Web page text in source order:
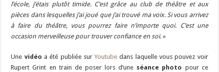
l’école, j’étais plutôt timide. C’est grâce au club de théâtre et aux
pièces dans lesquelles j’ai joué que j’ai trouvé ma voix. Si vous arrivez
à faire du théâtre, vous pourrez faire n’importe quoi. C’est une
occasion merveilleuse pour trouver confiance en soi. »
Une vidéo a été publiée surYoutube dans laquelle vous pouvez voir
Rupert Grint en train de poser lors d’une séance photo pour ce